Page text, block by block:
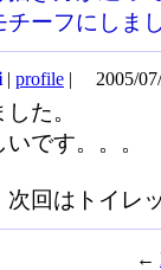
ーフにしま
| profile | 2005/
た。
です。。。
回はトイレ
←